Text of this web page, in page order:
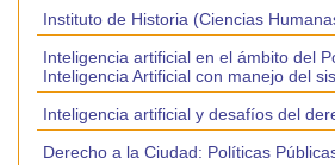
Instituto de Historia (Ciencias
Inteligencia artificial en el ámbito del
Inteligencia Artificial con manejo del
Inteligencia artificial y desafíos del
Derecho a la Ciudad: Políticas